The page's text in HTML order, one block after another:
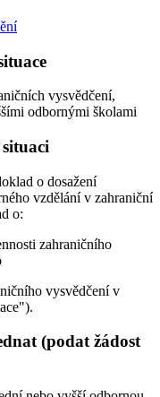
vysvědčení,
odbornými školami
o dosažení
vzdělání v zahraniční
o:
zahraničního
vysvědčení v
(podat žádost